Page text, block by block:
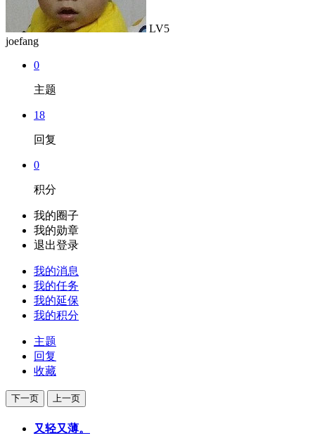
LV5
joefang
0
主题
18
回复
0
积分
我的圈子
我的勋章
退出登录
我的消息
我的任务
我的延保
我的积分
主题
回复
收藏
下一页 上一页
又轻又薄。